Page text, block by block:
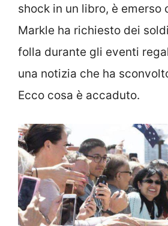
shock in un libro, è emerso
Markle ha richiesto dei
folla durante gli eventi
una notizia che ha
Ecco cosa è accaduto.